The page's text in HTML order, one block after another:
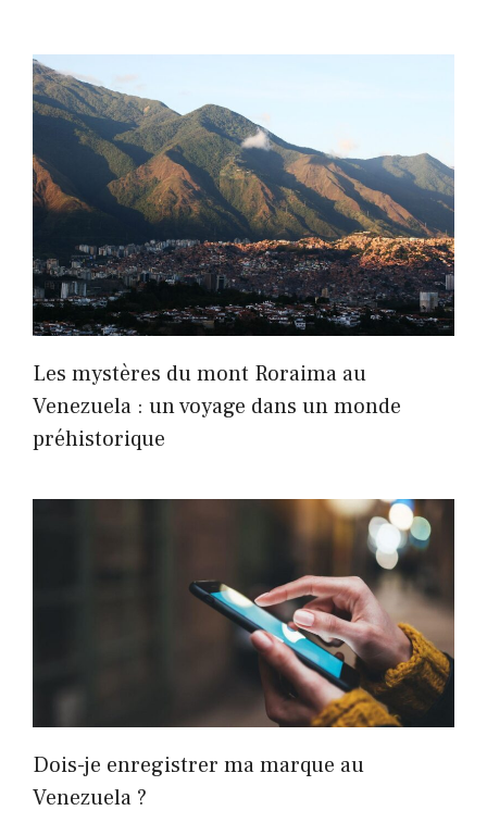
Les mystères du mont Roraima au
Venezuela : un voyage dans un monde
préhistorique
Dois-je enregistrer ma marque au
Venezuela ?